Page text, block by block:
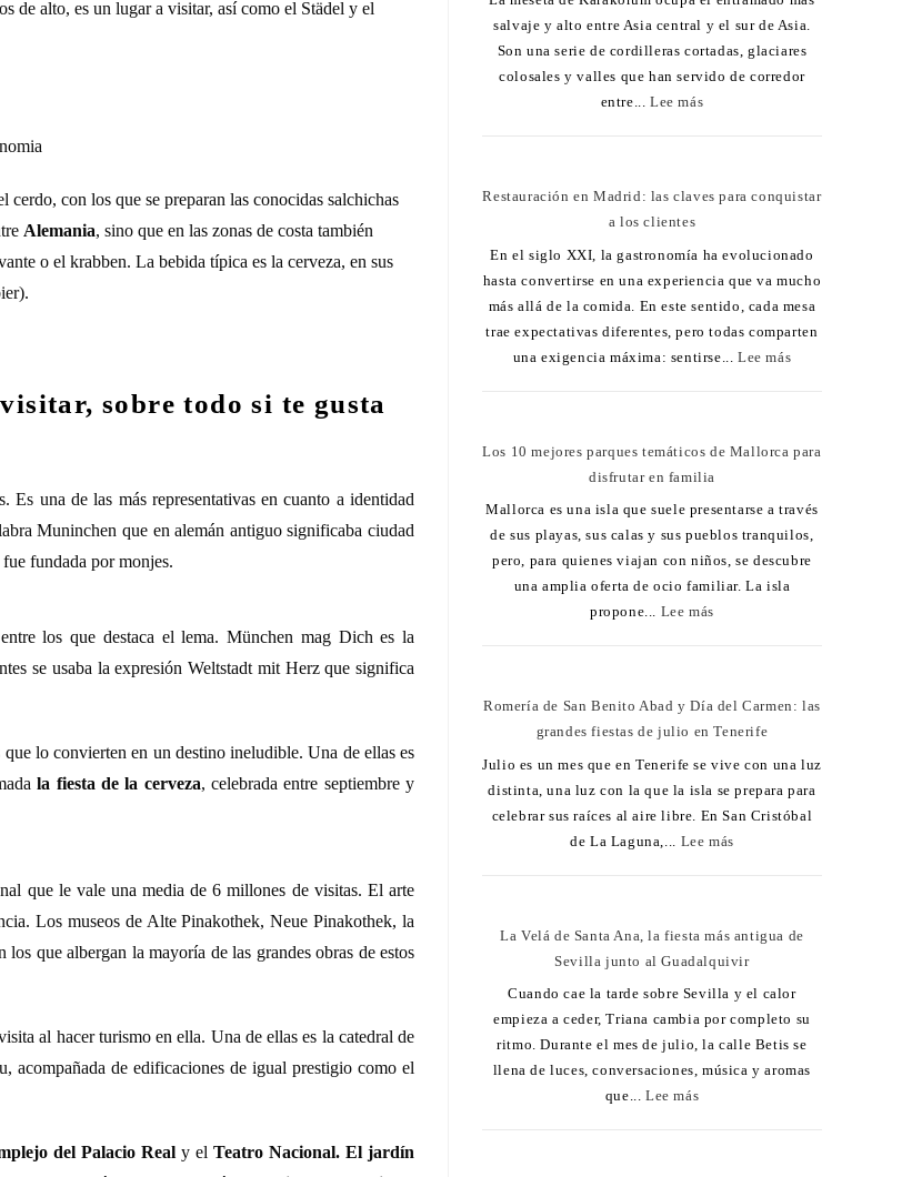
de alto, es un lugar a visitar, así como el Städel y el
con los que se preparan las conocidas salchichas
Alemania, sino que en las zonas de costa también
o el krabben. La bebida típica es la cerveza, en sus
sobre todo si te gusta
una de las más representativas en cuanto a identidad
Muninchen que en alemán antiguo significaba ciudad
fundada por monjes.
los que destaca el lema. München mag Dich es la
se usaba la expresión Weltstadt mit Herz que significa
que lo convierten en un destino ineludible. Una de ellas es
la fiesta de la cerveza, celebrada entre septiembre y
que le vale una media de 6 millones de visitas. El arte
Los museos de Alte Pinakothek, Neue Pinakothek, la
que albergan la mayoría de las grandes obras de estos
al hacer turismo en ella. Una de ellas es la catedral de
acompañada de edificaciones de igual prestigio como el
del Palacio Real y el Teatro Nacional. El jardín
salvaje y alto entre Asia central y el sur de Asia.
Son una serie de cordilleras cortadas, glaciares
colosales y valles que han servido de corredor
entre...Lee más
Restauración en Madrid: las claves para conquistar
a los clientes
En el siglo XXI, la gastronomía ha evolucionado
hasta convertirse en una experiencia que va mucho
más allá de la comida. En este sentido, cada mesa
trae expectativas diferentes, pero todas comparten
una exigencia máxima: sentirse...Lee más
Los 10 mejores parques temáticos de Mallorca para
disfrutar en familia
Mallorca es una isla que suele presentarse a través
de sus playas, sus calas y sus pueblos tranquilos,
pero, para quienes viajan con niños, se descubre
una amplia oferta de ocio familiar. La isla
propone... Lee más
Romería de San Benito Abad y Día del Carmen: las
grandes fiestas de julio en Tenerife
Julio es un mes que en Tenerife se vive con una luz
distinta, una luz con la que la isla se prepara para
celebrar sus raíces al aire libre. En San Cristóbal
de La Laguna,... Lee más
La Velá de Santa Ana, la fiesta más antigua de
Sevilla junto al Guadalquivir
Cuando cae la tarde sobre Sevilla y el calor
empieza a ceder, Triana cambia por completo su
ritmo. Durante el mes de julio, la calle Betis se
llena de luces, conversaciones, música y aromas
que... Lee más